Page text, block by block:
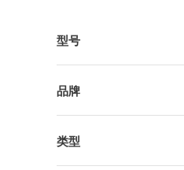
型号
品牌
类型